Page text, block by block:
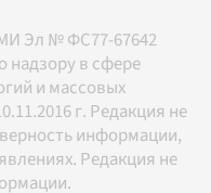
Эл № ФС77-67642
надзору в сфере
и массовых
г. Редакция не
информации,
Редакция не